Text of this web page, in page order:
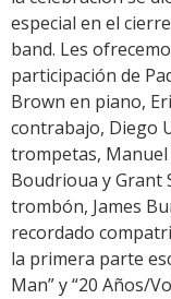
especial en el
band. Les
participación de
Brown en piano,
contrabajo, Diego
trompetas, Manuel
Boudrioua y Grant
trombón, James
recordado
la primera parte
Man” y “20 Años/